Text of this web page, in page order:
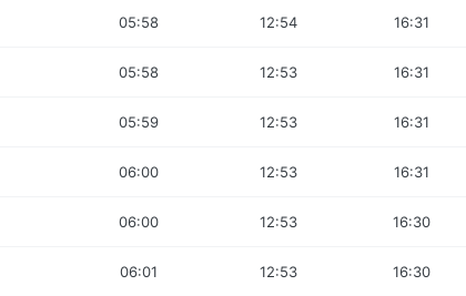
05:58 12:54 16:31
05:58 12:53 16:31
05:59 12:53 16:31
06:00 12:53 16:31
06:00 12:53 16:30
06:01 12:53 16:30